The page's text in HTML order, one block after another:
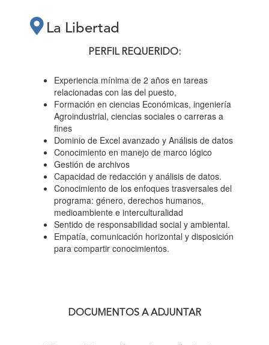
La Libertad
PERFIL REQUERIDO:
Experiencia mínima de 2 años en tareas
relacionadas con las del puesto,
Formación en ciencias Económicas, ingeniería
Agroindustrial, ciencias sociales o carreras a
fines
Dominio de Excel avanzado y Análisis de datos
Conocimiento en manejo de marco lógico
Gestión de archivos
Capacidad de redacción y análisis de datos.
Conocimiento de los enfoques trasversales del
programa: género, derechos humanos,
medioambiente e interculturalidad
Sentido de responsabilidad social y ambiental.
Empatía, comunicación horizontal y disposición
para compartir conocimientos.
DOCUMENTOS A ADJUNTAR